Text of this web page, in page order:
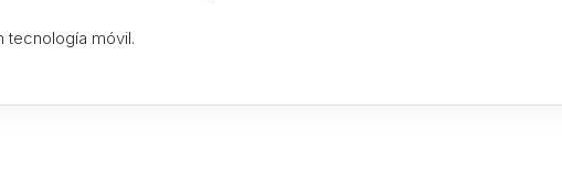
tecnología móvil.